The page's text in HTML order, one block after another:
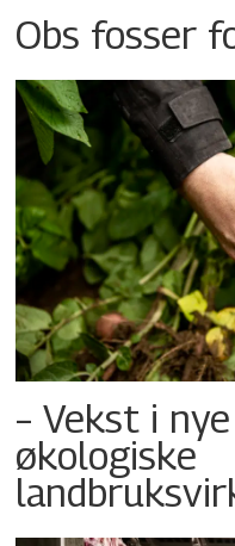
Obs fosser
– Vekst i
økologiske